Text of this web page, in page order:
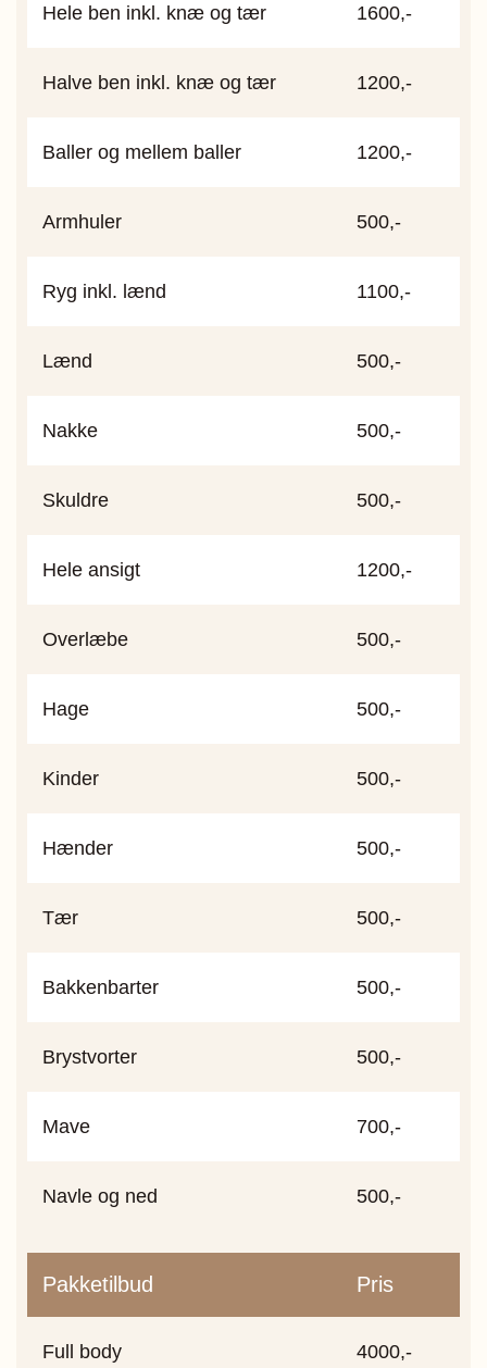
Hele ben inkl. knæ og tær 1600,-
Halve ben inkl. knæ og tær 1200,-
Baller og mellem baller 1200,-
Armhuler 500,-
Ryg inkl. lænd 1100,-
Lænd 500,-
Nakke 500,-
Skuldre 500,-
Hele ansigt 1200,-
Overlæbe 500,-
Hage 500,-
Kinder 500,-
Hænder 500,-
Tær 500,-
Bakkenbarter 500,-
Brystvorter 500,-
Mave 700,-
Navle og ned 500,-
Pakketilbud Pris
Full body 4000,-